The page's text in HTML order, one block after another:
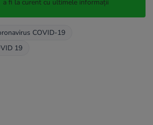
a fi la curent cu ultimele informații
COVID-19
19